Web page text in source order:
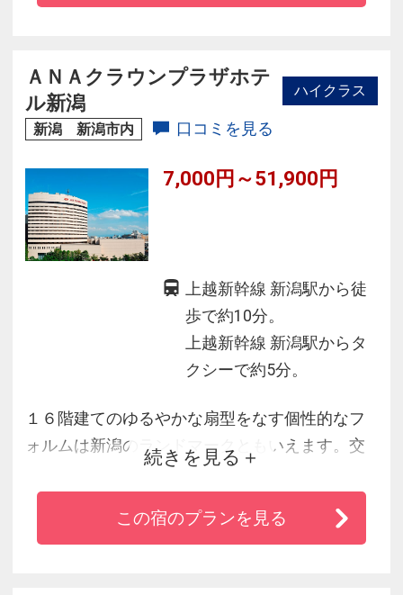
ＡＮＡクラウンプラザホテ
ル新潟
ハイクラス
新潟 新潟市内 口コミを見る
7,000円～51,900円
上越新幹線 新潟駅から徒
歩で約10分。
上越新幹線 新潟駅からタ
クシーで約5分。
１６階建てのゆるやかな扇型をなす個性的なフ
ォルムは新潟のランドマークともいえます。交
通網の中心に位置しながら閑寂な雰囲気が味わ
えるシティホテルです。国際会議や各種会合に
適した大宴会場、諸設備を誇り、あらゆる交通
続きを見る
この宿のプランを見る